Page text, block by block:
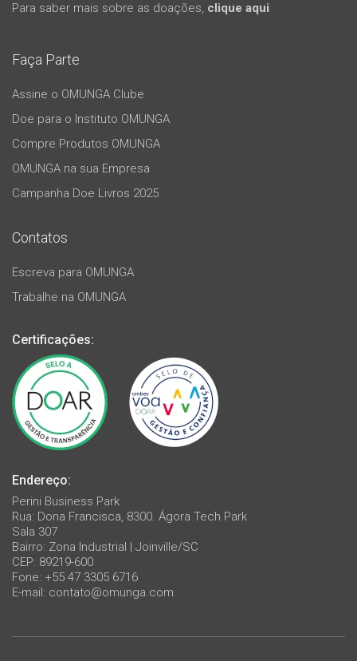
Para saber mais sobre as doações, clique aqui
Faça Parte
Assine o OMUNGA Clube
Doe para o Instituto OMUNGA
Compre Produtos OMUNGA
OMUNGA na sua Empresa
Campanha Doe Livros 2025
Contatos
Escreva para OMUNGA
Trabalhe na OMUNGA
Certificações:
Endereço:
Perini Business Park
Rua: Dona Francisca, 8300. Ágora Tech Park
Sala 307
Bairro: Zona Industrial | Joinville/SC
CEP: 89219-600
Fone: +55 47 3305 6716
E-mail: contato@omunga.com